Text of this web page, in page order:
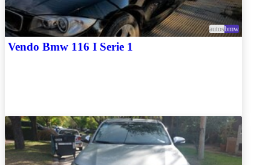
autosbmw
Vendo Bmw 116 I Serie 1